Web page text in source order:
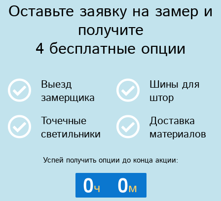
Оставьте заявку на замер и
получите
4 бесплатные опции
Выезд
замерщика
Шины для
штор
Точечные
светильники
Доставка
материалов
Успей получить опции до конца акции:
0ч 0м